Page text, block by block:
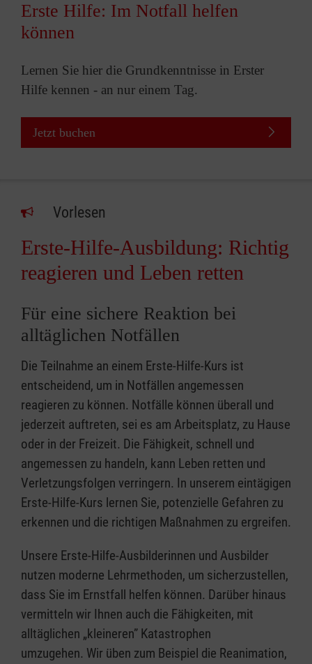
Erste Hilfe: Im Notfall helfen
können
Lernen Sie hier die Grundkenntnisse in Erster
Hilfe kennen - an nur einem Tag.
Jetzt buchen
Vorlesen
Erste-Hilfe-Ausbildung: Richtig
reagieren und Leben retten
Für eine sichere Reaktion bei
alltäglichen Notfällen
Die Teilnahme an einem Erste-Hilfe-Kurs ist
entscheidend, um in Notfällen angemessen
reagieren zu können. Notfälle können überall und
jederzeit auftreten, sei es am Arbeitsplatz, zu Hause
oder in der Freizeit. Die Fähigkeit, schnell und
angemessen zu handeln, kann Leben retten und
Verletzungsfolgen verringern. In unserem eintägigen
Erste-Hilfe-Kurs lernen Sie, potenzielle Gefahren zu
erkennen und die richtigen Maßnahmen zu ergreifen.
Unsere Erste-Hilfe-Ausbilderinnen und Ausbilder
nutzen moderne Lehrmethoden, um sicherzustellen,
dass Sie im Ernstfall helfen können. Darüber hinaus
vermitteln wir Ihnen auch die Fähigkeiten, mit
alltäglichen „kleineren” Katastrophen
umzugehen. Wir üben zum Beispiel die Reanimation,